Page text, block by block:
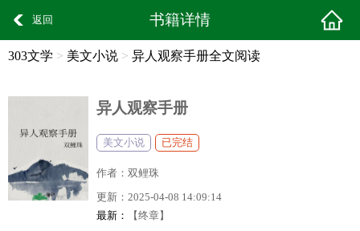
返回 书籍详情
303文学 > 美文小说 > 异人观察手册全文阅读
异人观察手册
美文小说 已完结
作者： 双鲤珠
更新： 2025-04-08 14:09:14
最新：
【终章】